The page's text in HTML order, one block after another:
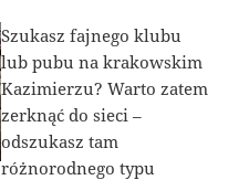
Szukasz fajnego klubu
lub pubu na krakowskim
Kazimierzu? Warto zatem
zerknąć do sieci –
odszukasz tam
różnorodnego typu